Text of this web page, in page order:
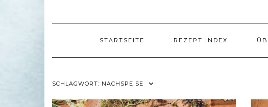
STARTSEITE REZEPT INDEX
SCHLAGWORT: NACHSPEISE